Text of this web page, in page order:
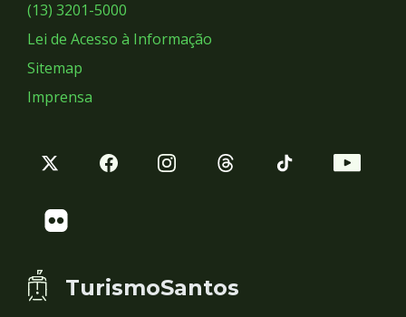
(13) 3201-5000
Lei de Acesso à Informação
Sitemap
Imprensa
TurismoSantos